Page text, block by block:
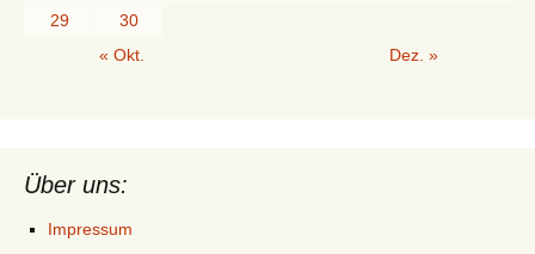
29
30
« Okt.
Dez. »
Über uns:
Impressum